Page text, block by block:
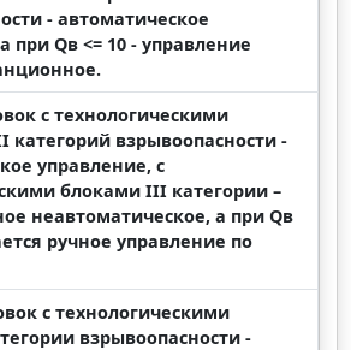
- автоматическое
при Qв <= 10 - управление
с технологическими
категорий взрывоопасности -
управление, с
блоками III категории –
неавтоматическое, а при Qв
ручное управление по
с технологическими
взрывоопасности -